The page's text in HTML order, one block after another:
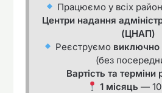
Працюємо у всіх
Центри надання
(ЦНАП)
Реєструємо виключно
(без
Вартість та терміни
1 місяць —